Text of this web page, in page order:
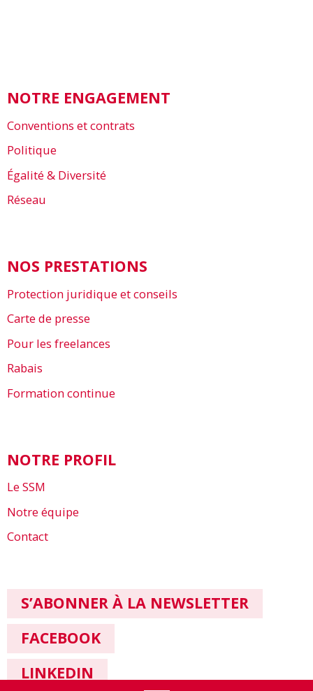
NOTRE ENGAGEMENT
Conventions et contrats
Politique
Égalité & Diversité
Réseau
NOS PRESTATIONS
Protection juridique et conseils
Carte de presse
Pour les freelances
Rabais
Formation continue
NOTRE PROFIL
Le SSM
Notre équipe
Contact
S’ABONNER À LA NEWSLETTER
FACEBOOK
LINKEDIN